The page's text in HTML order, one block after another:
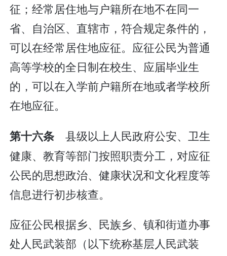
征；经常居住地与户籍所在地不在同一
省、自治区、直辖市，符合规定条件的，
可以在经常居住地应征。应征公民为普通
高等学校的全日制在校生、应届毕业生
的，可以在入学前户籍所在地或者学校所
在地应征。
第十六条 县级以上人民政府公安、卫生
健康、教育等部门按照职责分工，对应征
公民的思想政治、健康状况和文化程度等
信息进行初步核查。
应征公民根据乡、民族乡、镇和街道办事
处人民武装部（以下统称基层人民武装